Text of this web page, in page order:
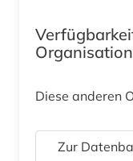
Diese anderen
Zur